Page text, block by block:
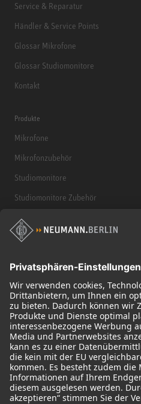
Service & Reparatur
Händler & Service Points
Glossar Mikrofone
Glossar Studiomonitore
Kontakt
Produkte
Mikrofone
Mikrofonzubehör
Studiomonitore
Studiomonitore Zubehör
Kopfhörer
Historische Mikrofone
© 2018 - 2026Georg Neumann